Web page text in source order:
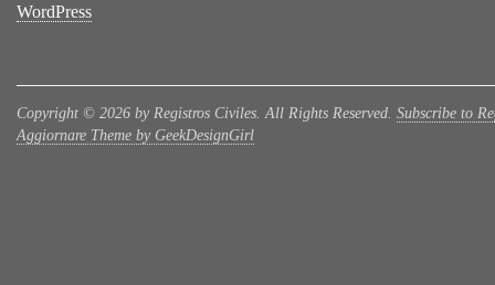
WordPress
Copyright © 2026 by Registros Civiles. All Rights Reserved. Subscribe to
Aggiornare Theme by GeekDesignGirl